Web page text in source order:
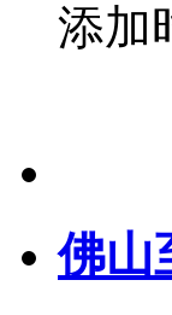
添加
佛山